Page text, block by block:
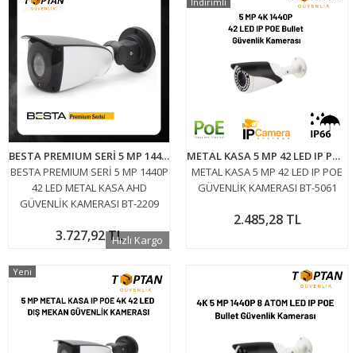
BESTA PREMIUM SERİ 5 MP 1440P 42 LED METAL KASA AHD GÜVENLİK KAMERASI BT-2209
BESTA PREMIUM SERİ 5 MP 1440P
42 LED METAL KASA AHD
GÜVENLİK KAMERASI BT-2209
3.727,92 TLHızlı Kargo
METAL KASA 5 MP 42 LED IP POE GÜVENLİK KAMERASI BT-5061
METAL KASA 5 MP 42 LED IP POE
GÜVENLİK KAMERASI BT-5061
2.485,28 TL
Yeni